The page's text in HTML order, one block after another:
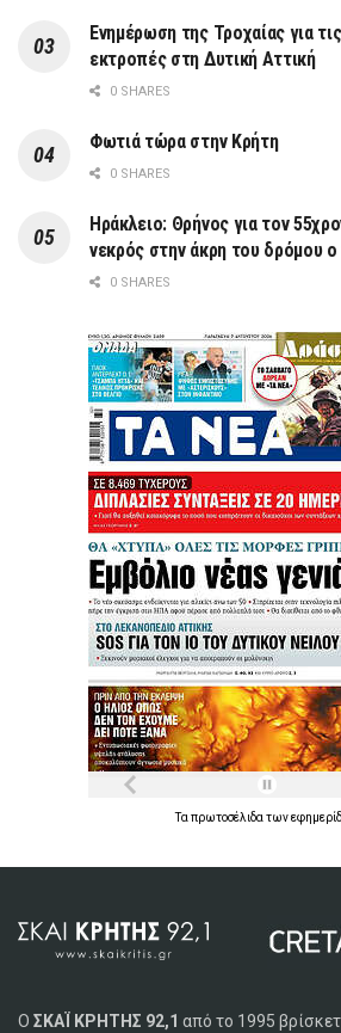
Ενημέρωση της Τροχαίας για
εκτροπές στη Δυτική Αττική
0 SHARES
Φωτιά τώρα στην Κρήτη
0 SHARES
Ηράκλειο: Θρήνος για τον
νεκρός στην άκρη του δρόμου
0 SHARES
Τα πρωτοσέλιδα των
Ο ΣΚΑΪ ΚΡΗΤΗΣ 92,1 από το 1995